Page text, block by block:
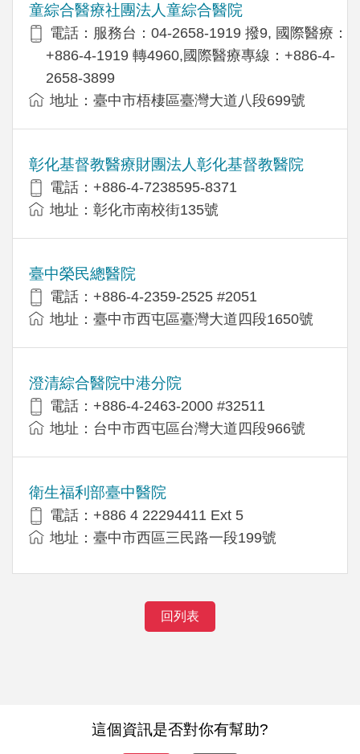
童綜合醫療社團法人童綜合醫院
電話：服務台：04-2658-1919 撥9, 國際醫療：
+886-4-1919 轉4960,國際醫療專線：+886-4-
2658-3899
地址：臺中市梧棲區臺灣大道八段699號
彰化基督教醫療財團法人彰化基督教醫院
電話：+886-4-7238595-8371
地址：彰化市南校街135號
臺中榮民總醫院
電話：+886-4-2359-2525 #2051
地址：臺中市西屯區臺灣大道四段1650號
澄清綜合醫院中港分院
電話：+886-4-2463-2000 #32511
地址：台中市西屯區台灣大道四段966號
衛生福利部臺中醫院
電話：+886 4 22294411 Ext 5
地址：臺中市西區三民路一段199號
回列表
這個資訊是否對你有幫助?